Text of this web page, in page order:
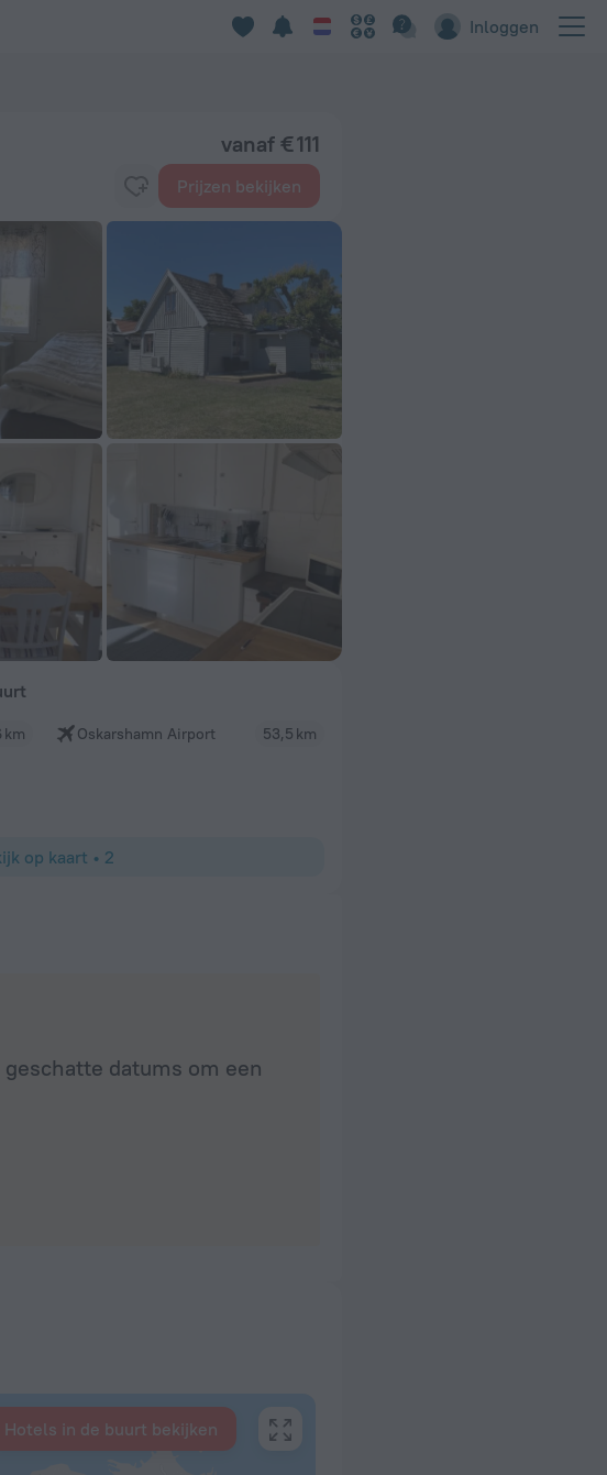
Inloggen
vanaf € 111
Prijzen bekijken
km Oskarshamn Airport 53,5 km
op kaart • 2
datums om een
Hotels in de buurt bekijken